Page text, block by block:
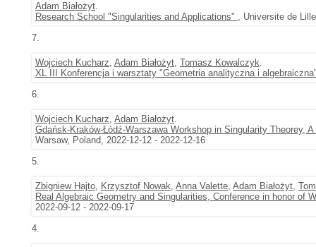
Adam Białożyt.
Research School "Singularities and Applications" , Universite de
7.
Wojciech Kucharz, Adam Białożyt, Tomasz Kowalczyk.
XL III Konferencja i warsztaty "Geometria analityczna i
6.
Wojciech Kucharz, Adam Białożyt.
Gdańsk-Kraków-Łódź-Warszawa Workshop in Singularity Theorey,
Warsaw, Poland, 2022-12-12 - 2022-12-16
5.
Zbigniew Hajto, Krzysztof Nowak, Anna Valette, Adam Białożyt,
Real Algebraic Geometry and Singularities, Conference in honor of
2022-09-12 - 2022-09-17
4.